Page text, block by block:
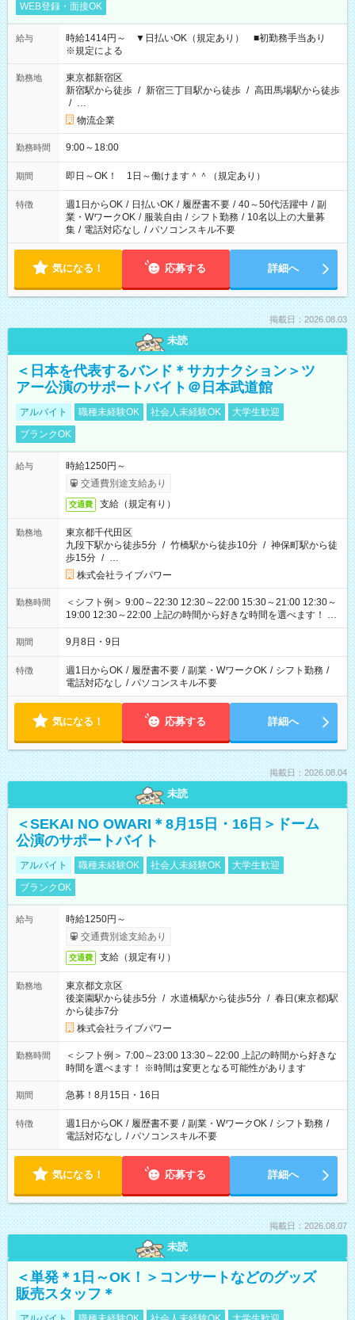
WEB登録・面接OK
給与
時給1414円～ ▼日払いOK（規定あり） ■初勤務手当あり
※規定による
勤務地
東京都新宿区
新宿駅から徒歩 / 新宿三丁目駅から徒歩 / 高田馬場駅から徒歩
/ …
物流企業
勤務時間 9:00～18:00
期間 即日～OK！ 1日～働けます＾＾（規定あり）
特徴 週1日からOK / 日払いOK / 履歴書不要 / 40～50代活躍中 / 副
業・WワークOK / 服装自由 / シフト勤務 / 10名以上の大量募
集 / 電話対応なし / パソコンスキル不要
気になる！ 応募する 詳細へ
掲載日：2026.08.03
未読
＜日本を代表するバンド＊サカナクション＞ツ
アー公演のサポートバイト＠日本武道館
アルバイト 職種未経験OK 社会人未経験OK
大学生歓迎
ブランクOK
給与
時給1250円～
交通費別途支給あり
交通費 支給（規定有り）
勤務地
東京都千代田区
九段下駅から徒歩5分 / 竹橋駅から徒歩10分 / 神保町駅から徒
歩15分 / …
株式会社ライブパワー
勤務時間
＜シフト例＞ 9:00～22:30 12:30～22:00 15:30～21:00 12:30～
19:00 12:30～22:00 上記の時間から好きな時間を選べます！ ※
時間は変更となる可能性があります
期間 9月8日・9日
特徴 週1日からOK / 履歴書不要 / 副業・WワークOK / シフト勤務 /
電話対応なし / パソコンスキル不要
気になる！ 応募する 詳細へ
掲載日：2026.08.04
未読
＜SEKAI NO OWARI＊8月15日・16日＞ドーム
公演のサポートバイト
アルバイト 職種未経験OK 社会人未経験OK
大学生歓迎
ブランクOK
給与
時給1250円～
交通費別途支給あり
交通費 支給（規定有り）
勤務地
東京都文京区
後楽園駅から徒歩5分 / 水道橋駅から徒歩5分 / 春日(東京都)駅
から徒歩7分
株式会社ライブパワー
勤務時間
＜シフト例＞ 7:00～23:00 13:30～22:00 上記の時間から好きな
時間を選べます！ ※時間は変更となる可能性があります
期間 急募！8月15日・16日
特徴 週1日からOK / 履歴書不要 / 副業・WワークOK / シフト勤務 /
電話対応なし / パソコンスキル不要
気になる！ 応募する 詳細へ
掲載日：2026.08.07
未読
＜単発＊1日～OK！＞コンサートなどのグッズ
販売スタッフ＊